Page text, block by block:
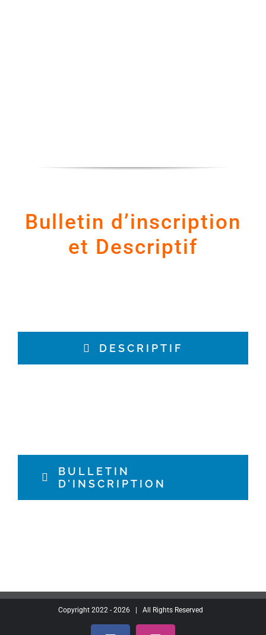
Bulletin d’inscription
et Descriptif
DESCRIPTIF
BULLETIN
D’INSCRIPTION
Copyright 2022 - 2026 | All Rights Reserved